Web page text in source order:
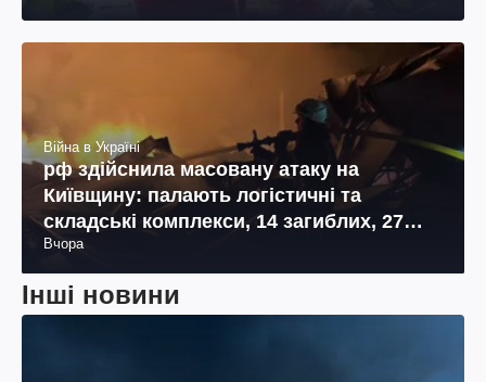
Війна в Україні
рф здійснила масовану атаку на
Київщину: палають логістичні та
складські комплекси, 14 загиблих, 27
поранених (фото, відео)
Вчора
Інші новини